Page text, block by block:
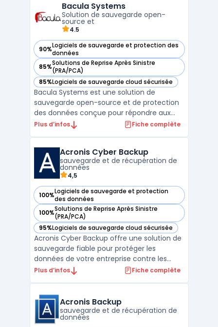
sécuriser leurs machines virtuelles (VM) et
leurs données critiques à travers ...
Bacula Systems
Solution de sauvegarde open-
source et
4.5
90%Logiciels de sauvegarde et protection des
données
— voir Bacula Systems dans cette catégorie
85%Solutions de Reprise Après Sinistre
(PRA/PCA)
— voir Bacula Systems dans cette catégorie
85%Logiciels de sauvegarde cloud sécurisée
— voir Bacula Systems dans cette catégorie
Bacula Systems est une solution de
sauvegarde open-source et de protection
des données conçue pour répondre aux
besoins des grandes entreprises et des
hybrides et on-premise, offrant ainsi une
grande flexibilité en matiè ...
Plus d’infos Fiche complète
Acronis Cyber Backup
sauvegarde et de récupération de
données
4,5
100%Logiciels de sauvegarde et protection
des données
— voir Acronis Cyber Backup dans cette catégorie
100%Solutions de Reprise Après Sinistre
(PRA/PCA)
— voir Acronis Cyber Backup dans cette catégorie
95%Logiciels de sauvegarde cloud sécurisée
— voir Acronis Cyber Backup dans cette catégorie
Acronis Cyber Backup offre une solution de
sauvegarde fiable pour protéger les
données de votre entreprise contre les
pertes et les interruptions. Cette solution
initiale à la sauvegarde régulière tout en
conservant la fl ...
Plus d’infos Fiche complète
Acronis Backup
sauvegarde et de récupération de
données